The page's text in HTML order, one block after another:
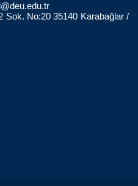
Sok. No:20 35140 Karabağlar /